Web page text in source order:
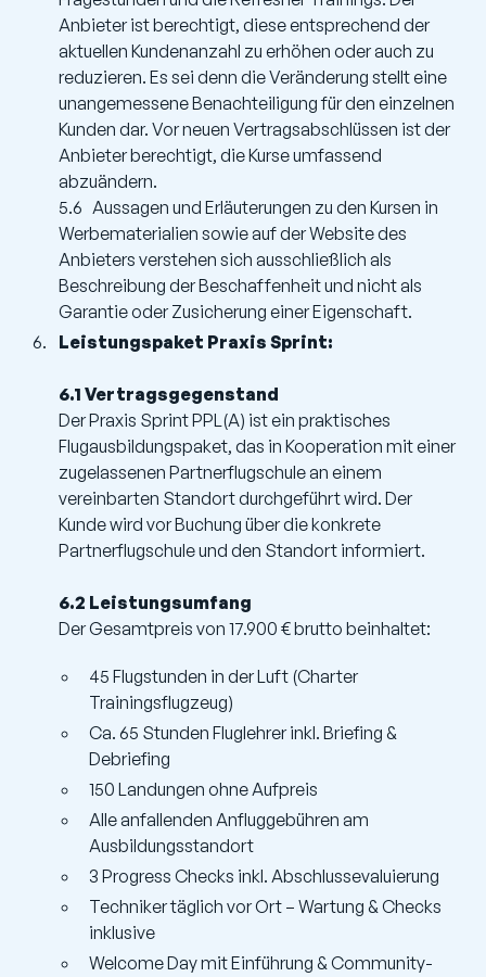
Anbieter ist berechtigt, diese entsprechend der
aktuellen Kundenanzahl zu erhöhen oder auch zu
reduzieren. Es sei denn die Veränderung stellt eine
unangemessene Benachteiligung für den einzelnen
Kunden dar. Vor neuen Vertragsabschlüssen ist der
Anbieter berechtigt, die Kurse umfassend
abzuändern.
5.6 Aussagen und Erläuterungen zu den Kursen in
Werbematerialien sowie auf der Website des
Anbieters verstehen sich ausschließlich als
Beschreibung der Beschaffenheit und nicht als
Garantie oder Zusicherung einer Eigenschaft.
Leistungspaket Praxis Sprint:
6.1 Vertragsgegenstand
Der Praxis Sprint PPL(A) ist ein praktisches
Flugausbildungspaket, das in Kooperation mit einer
zugelassenen Partnerflugschule an einem
vereinbarten Standort durchgeführt wird. Der
Kunde wird vor Buchung über die konkrete
Partnerflugschule und den Standort informiert.
6.2 Leistungsumfang
Der Gesamtpreis von 17.900 € brutto beinhaltet:
45 Flugstunden in der Luft (Charter
Trainingsflugzeug)
Ca. 65 Stunden Fluglehrer inkl. Briefing &
Debriefing
150 Landungen ohne Aufpreis
Alle anfallenden Anfluggebühren am
Ausbildungsstandort
3 Progress Checks inkl. Abschlussevaluierung
Techniker täglich vor Ort – Wartung & Checks
inklusive
Welcome Day mit Einführung & Community-